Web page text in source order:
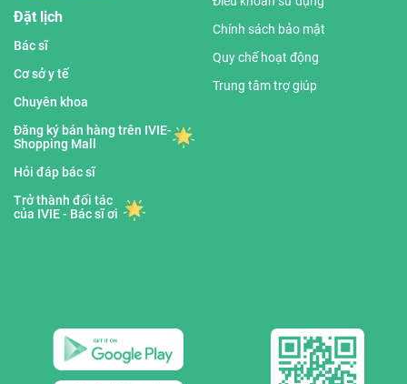
Đặt lịch
Bác sĩ
Cơ sở y tế
Chuyên khoa
Đăng ký bán hàng trên IVIE-
Shopping Mall
Hỏi đáp bác sĩ
Trở thành đối tác
của IVIE - Bác sĩ ơi
Chính sách bảo mật
Quy chế hoạt động
Trung tâm trợ giúp